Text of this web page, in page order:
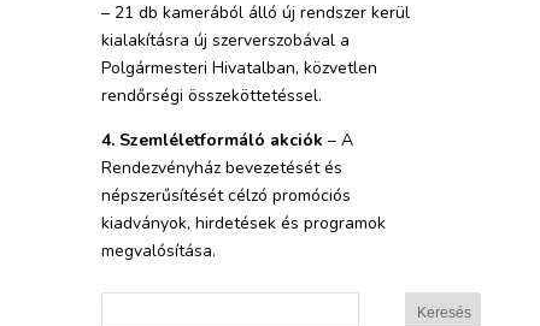
– 21 db kamerából álló új rendszer kerül
kialakításra új szerverszobával a
Polgármesteri Hivatalban, közvetlen
rendőrségi összeköttetéssel.
4. Szemléletformáló akciók – A
Rendezvényház bevezetését és
népszerűsítését célzó promóciós
kiadványok, hirdetések és programok
megvalósítása.